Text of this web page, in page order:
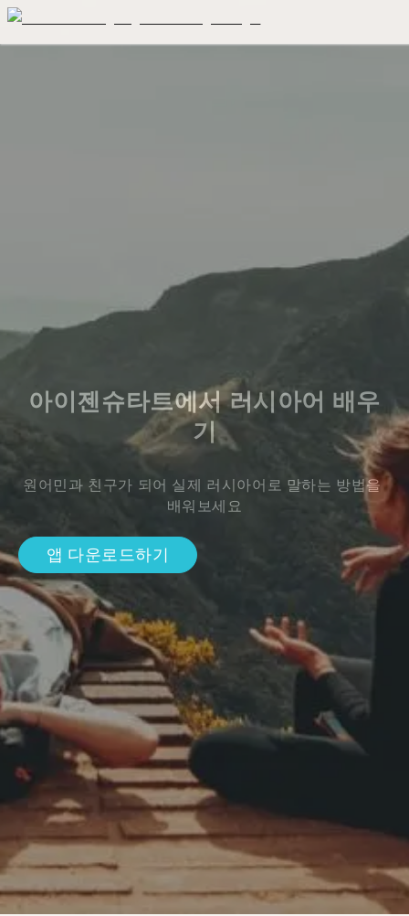
아이젠슈타트에서 러시아어 배우
기
원어민과 친구가 되어 실제 러시아어로 말하는 방법을
배워보세요
앱 다운로드하기